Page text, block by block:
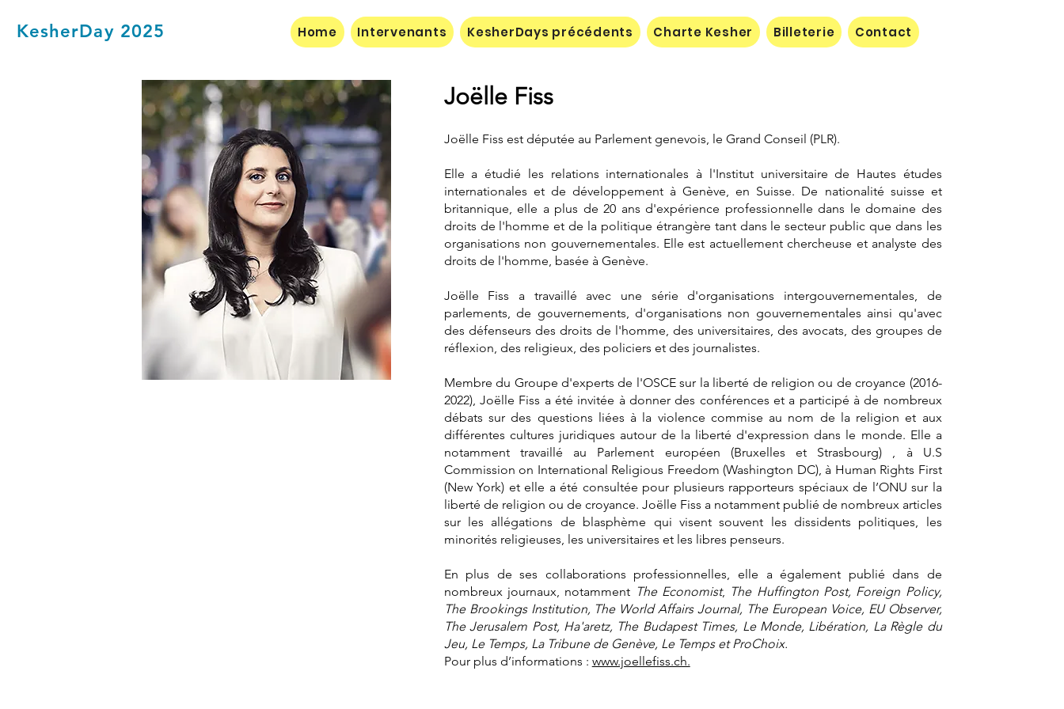
KesherDay 2025 Home Intervenants KesherDays précédents Charte Kesher Billeterie Contact
BIO
Personal Profile
Joëlle Fiss
Joëlle Fiss est députée au Parlement genevois, le Grand Conseil (PLR).
Elle a étudié les relations internationales à l'Institut universitaire de Hautes études
internationales et de développement à Genève, en Suisse. De nationalité suisse et
britannique, elle a plus de 20 ans d'expérience professionnelle dans le domaine des
droits de l'homme et de la politique étrangère tant dans le secteur public que dans les
organisations non gouvernementales. Elle est actuellement chercheuse et analyste des
droits de l'homme, basée à Genève.
Joëlle Fiss a travaillé avec une série d'organisations intergouvernementales, de
parlements, de gouvernements, d'organisations non gouvernementales ainsi qu'avec
des défenseurs des droits de l'homme, des universitaires, des avocats, des groupes de
réflexion, des religieux, des policiers et des journalistes.
Membre du Groupe d'experts de l'OSCE sur la liberté de religion ou de croyance (2016-
2022), Joëlle Fiss a été invitée à donner des conférences et a participé à de nombreux
débats sur des questions liées à la violence commise au nom de la religion et aux
différentes cultures juridiques autour de la liberté d'expression dans le monde. Elle a
notamment travaillé au Parlement européen (Bruxelles et Strasbourg) , à U.S
Commission on International Religious Freedom (Washington DC), à Human Rights First
(New York) et elle a été consultée pour plusieurs rapporteurs spéciaux de l’ONU sur la
liberté de religion ou de croyance. Joëlle Fiss a notamment publié de nombreux articles
sur les allégations de blasphème qui visent souvent les dissidents politiques, les
minorités religieuses, les universitaires et les libres penseurs.
En plus de ses collaborations professionnelles, elle a également publié dans de
nombreux journaux, notamment The Economist, The Huffington Post, Foreign Policy,
The Brookings Institution, The World Affairs Journal, The European Voice, EU Observer,
The Jerusalem Post, Ha'aretz, The Budapest Times, Le Monde, Libération, La Règle du
Jeu, Le Temps, La Tribune de Genève, Le Temps et ProChoix.
Pour plus d’informations : www.joellefiss.ch.